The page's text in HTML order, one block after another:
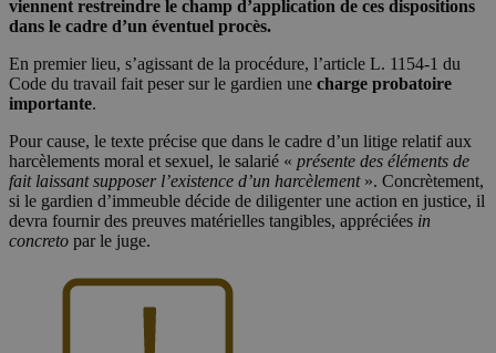
viennent restreindre le champ d’application de ces dispositions
dans le cadre d’un éventuel procès.
En premier lieu, s’agissant de la procédure, l’article L. 1154-1 du
Code du travail fait peser sur le gardien une charge probatoire
importante.
Pour cause, le texte précise que dans le cadre d’un litige relatif aux
harcèlements moral et sexuel, le salarié « présente des éléments de
fait laissant supposer l’existence d’un harcèlement». Concrètement,
si le gardien d’immeuble décide de diligenter une action en justice, il
devra fournir des preuves matérielles tangibles, appréciées in
concreto par le juge.